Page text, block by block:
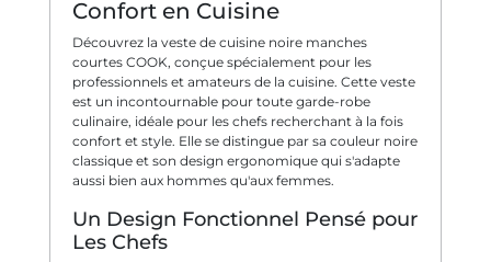
Confort en Cuisine
Découvrez la veste de cuisine noire manches
courtes COOK, conçue spécialement pour les
professionnels et amateurs de la cuisine. Cette veste
est un incontournable pour toute garde-robe
culinaire, idéale pour les chefs recherchant à la fois
confort et style. Elle se distingue par sa couleur noire
classique et son design ergonomique qui s'adapte
aussi bien aux hommes qu'aux femmes.
Un Design Fonctionnel Pensé pour
Les Chefs